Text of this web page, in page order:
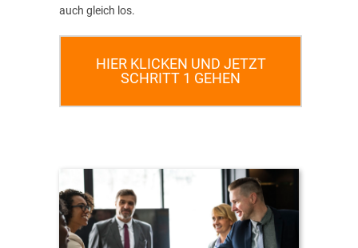
auch gleich los.
HIER KLICKEN UND JETZT
SCHRITT 1 GEHEN